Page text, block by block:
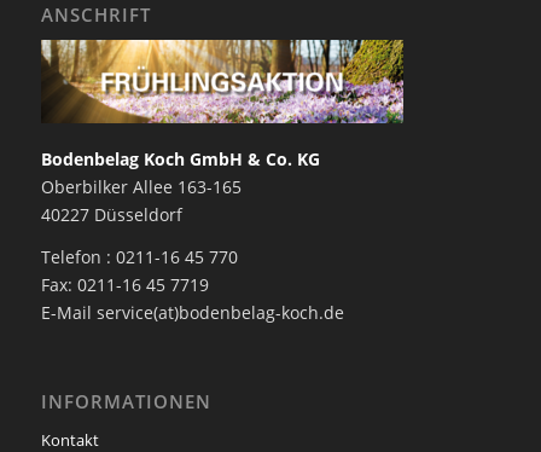
ANSCHRIFT
Bodenbelag Koch GmbH & Co. KG
Oberbilker Allee 163-165
40227 Düsseldorf
Telefon : 0211-16 45 770
Fax: 0211-16 45 7719
E-Mail service(at)bodenbelag-koch.de
INFORMATIONEN
Kontakt